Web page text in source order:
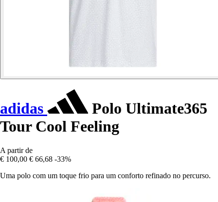
adidas
Polo Ultimate365
Tour Cool Feeling
A partir de
€ 100,00 € 66,68 -33%
Uma polo com um toque frio para um conforto refinado no percurso.